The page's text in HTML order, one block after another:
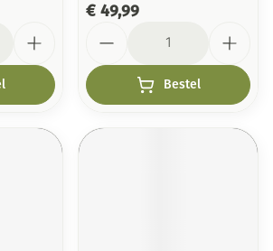
€ 49,99
Bestel